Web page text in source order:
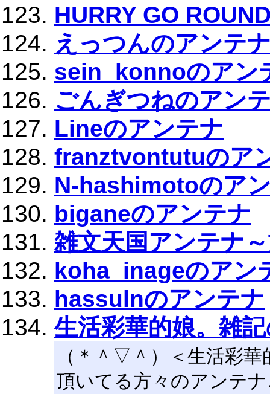
HURRY GO
えっつんのアンテ
sein_konnoのアン
ごんぎつねのアン
Lineのアンテナ
franztvontutuのア
N-hashimotoのア
biganeのアンテナ
雑文天国アンテナ
koha_inageのアン
hassulnのアンテナ
生活彩華的娘。雑
（＊＾▽＾）＜生活彩
頂いてる方々のアンテナ